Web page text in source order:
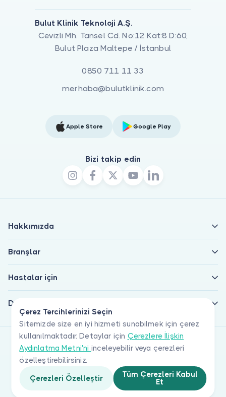
Çerez Tercihlerinizi Seçin
Sitemizde size en iyi hizmeti sunabilmek için çerez
kullanılmaktadır. Detaylar için Çerezlere İlişkin
Aydınlatma Metni'ni inceleyebilir veya çerezleri
özelleştirebilirsiniz.
Çerezleri Özelleştir
Tüm Çerezleri Kabul
Et
Bulut Klinik Teknoloji A.Ş.
Cevizli Mh. Tansel Cd. No:12 Kat:8 D:60,
Bulut Plaza Maltepe / İstanbul
0850 711 11 33
merhaba@bulutklinik.com
Apple Store Google Play
Bizi takip edin
Hakkımızda
Branşlar
Hastalar için
Doktorlar için